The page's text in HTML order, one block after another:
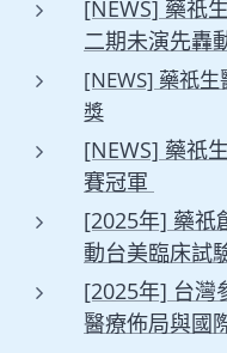
[NEWS] 藥祇
二期未演先轟
[NEWS] 藥祇
獎
[NEWS] 藥祇
賽冠軍
[2025年] 藥祇
動台美臨床試
[2025年] 台灣
醫療佈局與國